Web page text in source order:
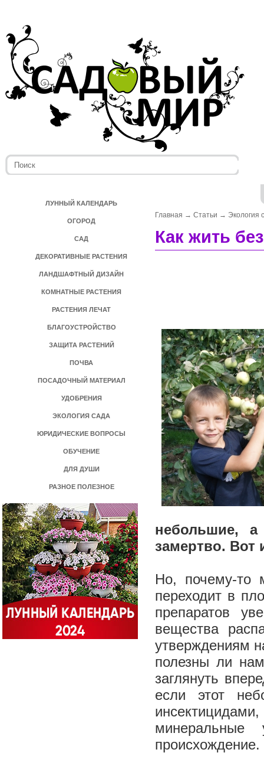
ЛУННЫЙ КАЛЕНДАРЬ
ОГОРОД
САД
ДЕКОРАТИВНЫЕ РАСТЕНИЯ
ЛАНДШАФТНЫЙ ДИЗАЙН
КОМНАТНЫЕ РАСТЕНИЯ
РАСТЕНИЯ ЛЕЧАТ
БЛАГОУСТРОЙСТВО
ЗАЩИТА РАСТЕНИЙ
ПОЧВА
ПОСАДОЧНЫЙ МАТЕРИАЛ
УДОБРЕНИЯ
ЭКОЛОГИЯ САДА
ЮРИДИЧЕСКИЕ ВОПРОСЫ
ОБУЧЕНИЕ
ДЛЯ ДУШИ
РАЗНОЕ ПОЛЕЗНОЕ
Главная → Статьи → Экология
Как жить
небольшие, а
замертво. Вот
Но, почему-то
переходит в
препаратов
вещества
утверждениям
полезны ли
заглянуть
если этот
минеральные
происхождение.